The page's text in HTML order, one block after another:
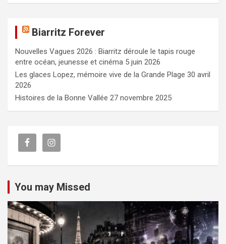
Biarritz Forever
Nouvelles Vagues 2026 : Biarritz déroule le tapis rouge
entre océan, jeunesse et cinéma 5 juin 2026
Les glaces Lopez, mémoire vive de la Grande Plage 30 avril
2026
Histoires de la Bonne Vallée 27 novembre 2025
You may Missed